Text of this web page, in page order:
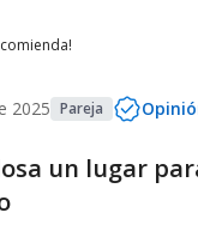
2025 Pareja
un lugar